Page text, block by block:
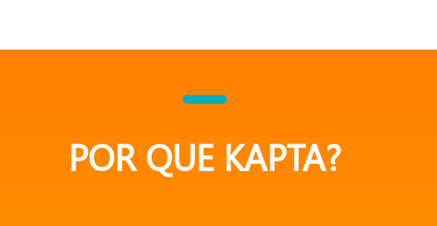
POR QUE KAPTA?